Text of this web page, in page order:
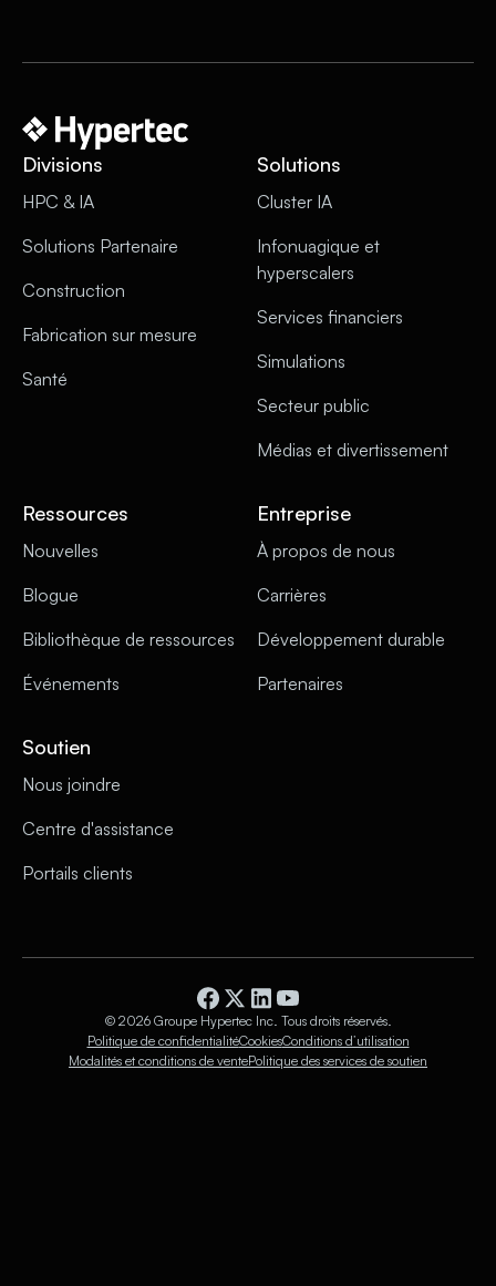
Divisions
HPC & IA
Solutions Partenaire
Construction
Fabrication sur mesure
Santé
Solutions
Cluster IA
Infonuagique et
hyperscalers
Services financiers
Simulations
Secteur public
Médias et divertissement
Ressources
Nouvelles
Blogue
Bibliothèque de ressources
Événements
Entreprise
À propos de nous
Carrières
Développement durable
Partenaires
Soutien
Nous joindre
Centre d'assistance
Portails clients
© 2026 Groupe Hypertec Inc. Tous droits réservés.
Politique de confidentialitéCookiesConditions d’utilisation
Modalités et conditions de ventePolitique des services de soutien